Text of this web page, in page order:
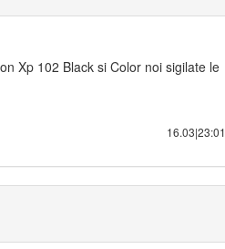
Xp 102 Black si Color noi sigilate le
16.03|23:01